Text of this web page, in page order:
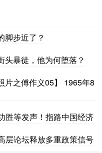
脚步近了？
头暴徒，他为何堕落？
片之傅作义05】 1965年8
胜等发声！指路中国经济
层论坛释放多重政策信号